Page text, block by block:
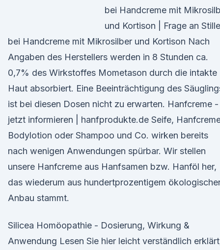
bei Handcreme mit
und Kortison | Frage an
bei Handcreme mit Mikrosilber und Kortison Nach
Angaben des Herstellers werden in 8 Stunden ca.
0,7% des Wirkstoffes Mometason durch die intakte
Haut absorbiert. Eine Beeinträchtigung des
ist bei diesen Dosen nicht zu erwarten. Hanfcreme -
jetzt informieren | hanfprodukte.de Seife,
Bodylotion oder Shampoo und Co. wirken bereits
nach wenigen Anwendungen spürbar. Wir stellen
unsere Hanfcreme aus Hanfsamen bzw. Hanföl her,
das wiederum aus hundertprozentigem
Anbau stammt.
Silicea Homöopathie - Dosierung, Wirkung &
Anwendung Lesen Sie hier leicht verständlich